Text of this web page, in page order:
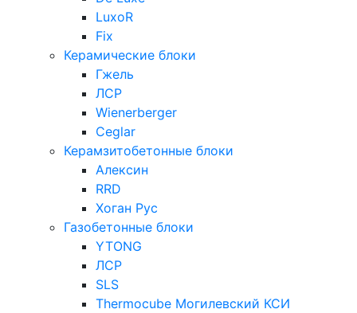
LuxoR
Fix
Керамические блоки
Гжель
ЛСР
Wienerberger
Ceglar
Керамзитобетонные блоки
Алексин
RRD
Хоган Рус
Газобетонные блоки
YTONG
ЛСР
SLS
Thermocube Могилевский КСИ